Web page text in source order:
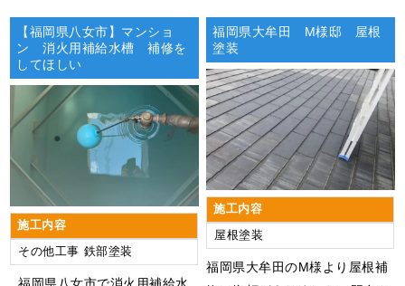
【福岡県八女市】マンショ
ン 消火用補給水槽 補修を
してほしい
施工内容
その他工事 鉄部塗装
福岡県大牟田 M様邸 屋根
塗装
施工内容
屋根塗装
​​福岡県大牟田のM様より屋根補